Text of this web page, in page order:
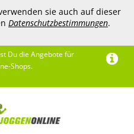
sie auch auf dieser
Datenschutzbestimmungen.
Du die Angebote für
Shops.